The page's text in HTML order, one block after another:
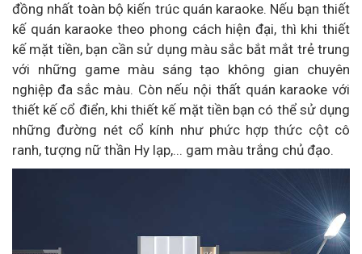
đồng nhất toàn bộ kiến trúc quán karaoke. Nếu bạn thiết
kế quán karaoke theo phong cách hiện đại, thì khi thiết
kế mặt tiền, bạn cần sử dụng màu sắc bắt mắt trẻ trung
với những game màu sáng tạo không gian chuyên
nghiệp đa sắc màu. Còn nếu nội thất quán karaoke với
thiết kế cổ điển, khi thiết kế mặt tiền bạn có thể sử dụng
những đường nét cổ kính như phức hợp thức cột cô
ranh, tượng nữ thần Hy lạp,... gam màu trắng chủ đạo.